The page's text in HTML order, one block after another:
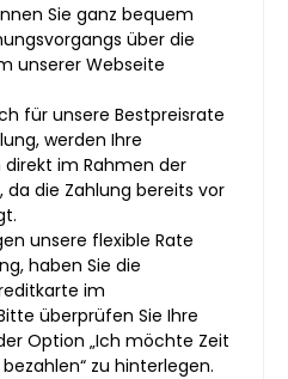
Sie ganz bequem
über die
unserer Webseite
für unsere Bestpreisrate
werden Ihre
im Rahmen der
die Zahlung bereits vor
unsere flexible Rate
haben Sie die
im
überprüfen Sie Ihre
Option „Ich möchte Zeit
zu hinterlegen.